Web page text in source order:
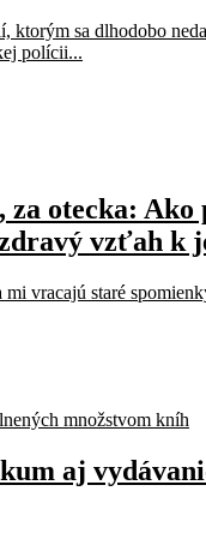
ktorým sa dlhodobo
polícii...
za otecka:
vzťah k
mi vracajú staré
aj